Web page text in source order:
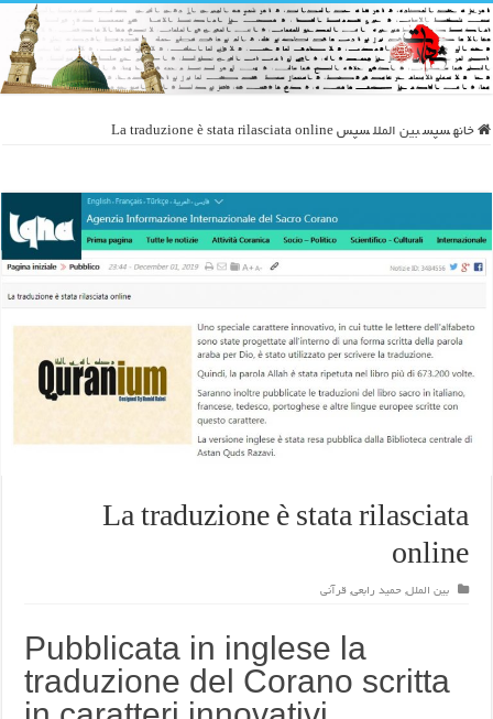
خانه سپس بین الملل سپس La traduzione è stata rilasciata online
La traduzione è stata rilasciata
online
بین الملل,حمید رابعی,قرآنی
Pubblicata in inglese la
traduzione del Corano scritta